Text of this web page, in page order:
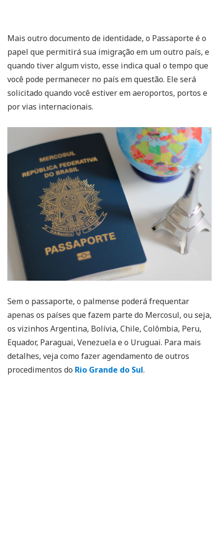
Mais outro documento de identidade, o Passaporte é o
papel que permitirá sua imigração em um outro país, e
quando tiver algum visto, esse indica qual o tempo que
você pode permanecer no país em questão. Ele será
solicitado quando você estiver em aeroportos, portos e
por vias internacionais.
Sem o passaporte, o palmense poderá frequentar
apenas os países que fazem parte do Mercosul, ou seja,
os vizinhos Argentina, Bolívia, Chile, Colômbia, Peru,
Equador, Paraguai, Venezuela e o Uruguai. Para mais
detalhes, veja como fazer agendamento de outros
procedimentos do Rio Grande do Sul.